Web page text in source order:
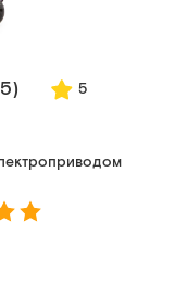
5